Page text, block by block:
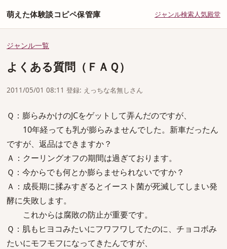
萌えた体験談コピペ保管庫 ジャンル検索人気殿堂
ジャンル一覧
よくある質問（ＦＡＱ）
2011/05/01 08:11 登録: えっちな名無しさん
Ｑ：膨らみかけのJCをゲットして弄んだのですが、
10年経っても乳が膨らみませんでした。新車だったん
ですが、返品はできますか？
Ａ：クーリングオフの期間は過ぎております。
Ｑ：今からでも何とか膨らませられないですか？
Ａ：成長期に揉みすぎるとイースト菌が死滅してしまい発
酵に失敗します。
これからは腐敗の防止が重要です。
Ｑ：肌もヒヨコみたいにフワフワしてたのに、チョコボみ
たいにモフモフになってきたんですが、